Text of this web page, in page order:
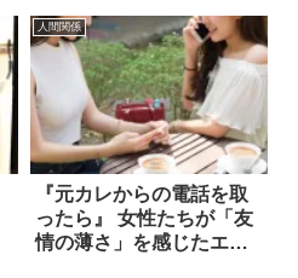
人間関係
『元カレからの電話を取
ったら』 女性たちが「友
情の薄さ」を感じたエピ